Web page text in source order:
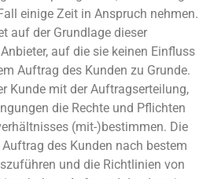
einige Zeit in Anspruch nehmen.
auf der Grundlage dieser
auf die sie keinen Einfluss
Auftrag des Kunden zu Grunde.
Kunde mit der Auftragserteilung,
die Rechte und Pflichten
(mit-)bestimmen. Die
des Kunden nach bestem
und die Richtlinien von